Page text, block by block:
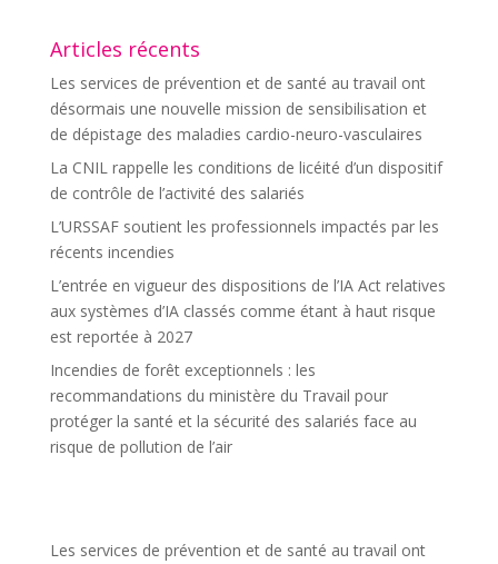
Articles récents
Les services de prévention et de santé au travail ont
désormais une nouvelle mission de sensibilisation et
de dépistage des maladies cardio-neuro-vasculaires
La CNIL rappelle les conditions de licéité d’un dispositif
de contrôle de l’activité des salariés
L’URSSAF soutient les professionnels impactés par les
récents incendies
L’entrée en vigueur des dispositions de l’IA Act relatives
aux systèmes d’IA classés comme étant à haut risque
est reportée à 2027
Incendies de forêt exceptionnels : les
recommandations du ministère du Travail pour
protéger la santé et la sécurité des salariés face au
risque de pollution de l’air
Les services de prévention et de santé au travail ont